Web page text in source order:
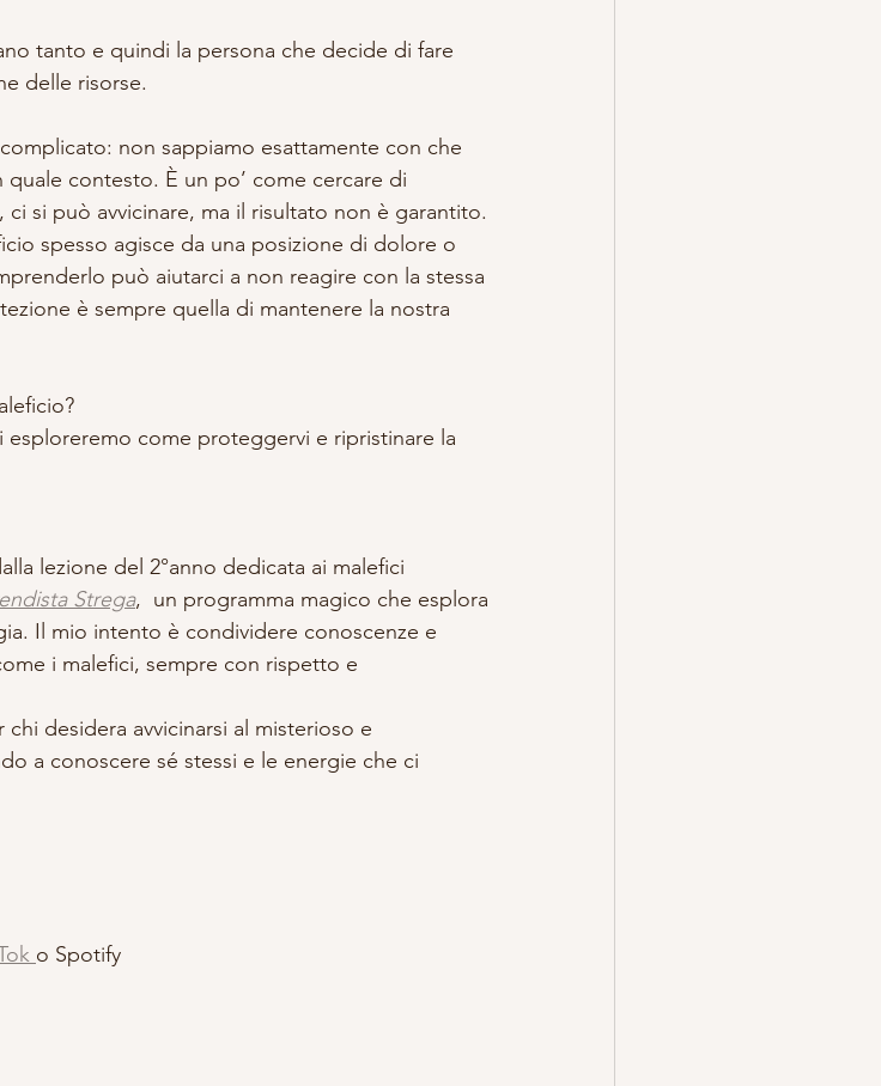
tanto e quindi la persona che decide di fare
delle risorse.
non sappiamo esattamente con che
contesto. È un po’ come cercare di
ci si può avvicinare, ma il risultato non è garantito.
spesso agisce da una posizione di dolore o
può aiutarci a non reagire con la stessa
è sempre quella di mantenere la nostra
come proteggervi e ripristinare la
lezione del 2°anno dedicata ai malefici
Strega,  un programma magico che esplora
Il mio intento è condividere conoscenze e
i malefici, sempre con rispetto e
desidera avvicinarsi al misterioso e
a conoscere sé stessi e le energie che ci
o Spotify